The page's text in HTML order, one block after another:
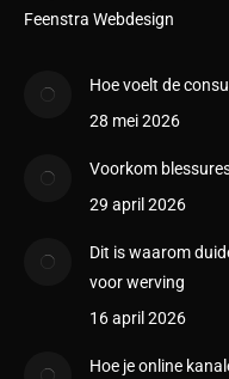
Feenstra Webdesign
Hoe voelt de
28 mei 2026
Voorkom
29 april 2026
Dit is waarom
voor werving
16 april 2026
Hoe je online